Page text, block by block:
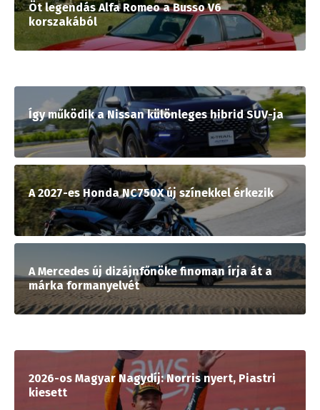
Öt legendás Alfa Romeo a Busso V6
korszakából
Így működik a Nissan különleges hibrid SUV-ja
A 2027-es Honda NC750X új színekkel érkezik
A Mercedes új dizájnfőnöke finoman írja át a
márka formanyelvét
2026-os Magyar Nagydíj: Norris nyert, Piastri
kiesett